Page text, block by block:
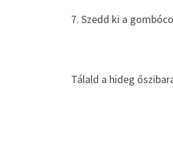
7. Szedd ki a
Tálald a hideg